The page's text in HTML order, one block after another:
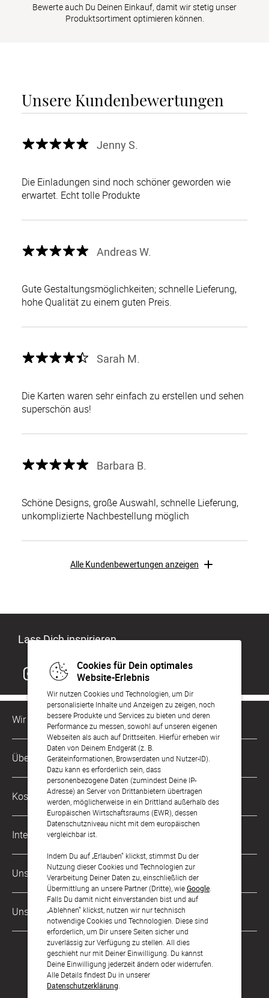
Cookies für Dein optimales
Website-Erlebnis
Wir nutzen Cookies und Technologien, um Dir
personalisierte Inhalte und Anzeigen zu zeigen, noch
bessere Produkte und Services zu bieten und deren
Performance zu messen, sowohl auf unseren eigenen
Webseiten als auch auf Drittseiten. Hierfür erheben wir
Daten von Deinem Endgerät (z. B.
Geräteinformationen, Browserdaten und Nutzer-ID).
Dazu kann es erforderlich sein, dass
personenbezogene Daten (zumindest Deine IP-
Adresse) an Server von Drittanbietern übertragen
werden, möglicherweise in ein Drittland außerhalb des
Europäischen Wirtschaftsraums (EWR), dessen
Datenschutzniveau nicht mit dem europäischen
vergleichbar ist.
Indem Du auf „Erlauben“ klickst, stimmst Du der
Nutzung dieser Cookies und Technologien zur
Verarbeitung Deiner Daten zu, einschließlich der
Übermittlung an unsere Partner (Dritte), wieGoogle
Falls Du damit nicht einverstanden bist und auf
„Ablehnen“ klickst, nutzen wir nur technisch
notwendige Cookies und Technologien. Diese sind
erforderlich, um Dir unsere Seiten sicher und
zuverlässig zur Verfügung zu stellen. All dies
geschieht nur mit Deiner Einwilligung. Du kannst
Deine Einwilligung jederzeit ändern oder widerrufen.
Alle Details findest Du in unserer
Datenschutzerklärung
Bewerte auch Du Deinen Einkauf, damit wir stetig unser
Produktsortiment optimieren können.
Unsere Kundenbewertungen
Jenny S.
Die Einladungen sind noch schöner geworden wie
erwartet. Echt tolle Produkte
Andreas W.
Gute Gestaltungsmöglichkeiten; schnelle Lieferung,
hohe Qualität zu einem guten Preis.
Sarah M.
Die Karten waren sehr einfach zu erstellen und sehen
superschön aus!
Barbara B.
Schöne Designs, große Auswahl, schnelle Lieferung,
unkomplizierte Nachbestellung möglich
Alle Kundenbewertungen anzeigen
Lass Dich inspirieren
Wir sind für Dich da
Kundenservice-Hotline
0221 956 725 10
Mo. - Fr. von 9 bis 17 Uhr
kontakt@sendmoments.de
Über Uns
Philosophie
Karriere
Impressum
AGB & Widerrufsrecht
Zahlung & Versand
Datenschutz
Barrierefreiheitserklärung
LLM's
Kostenlose Services
Musterkarten
Digitale Gästelisten
FAQ & Hilfe
International
Österreich
Schweiz
Frankreich
Unsere Zahlungsarten
Unsere Partner